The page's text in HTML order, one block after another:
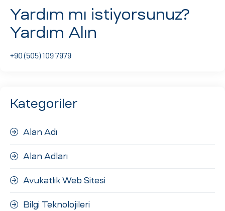
Yardım mı istiyorsunuz?
Yardım Alın
+90 (505) 109 7979
Kategoriler
Alan Adı
Alan Adları
Avukatlık Web Sitesi
Bilgi Teknolojileri